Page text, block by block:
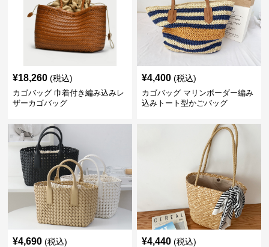
¥18,260 (税込)
カゴバッグ 巾着付き編み込みレ
ザーカゴバッグ
¥4,400 (税込)
カゴバッグ マリンボーダー編み
込みトート型かごバッグ
¥4,690 (税込) ¥4,440 (税込)